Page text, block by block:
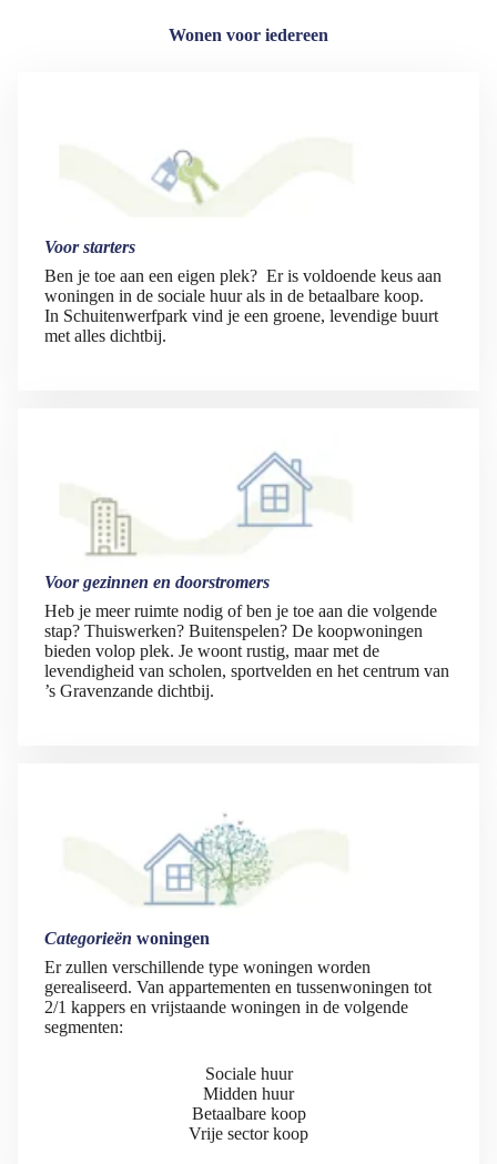
Wonen voor iedereen
Voor starters
Ben je toe aan een eigen plek? Er is voldoende keus aan
woningen in de sociale huur als in de betaalbare koop.
In Schuitenwerfpark vind je een groene, levendige buurt
met alles dichtbij.
Voor gezinnen en doorstromers
Heb je meer ruimte nodig of ben je toe aan die volgende
stap? Thuiswerken? Buitenspelen? De koopwoningen
bieden volop plek. Je woont rustig, maar met de
levendigheid van scholen, sportvelden en het centrum van
’s Gravenzande dichtbij.
Categorieën woningen
Er zullen verschillende type woningen worden
gerealiseerd. Van appartementen en tussenwoningen tot
2/1 kappers en vrijstaande woningen in de volgende
segmenten:
Sociale huur
Midden huur
Betaalbare koop
Vrije sector koop